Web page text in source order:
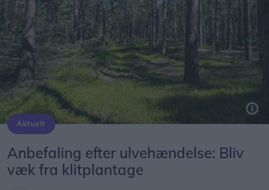
Aktuelt
Anbefaling efter ulvehændelse: Bliv
væk fra klitplantage